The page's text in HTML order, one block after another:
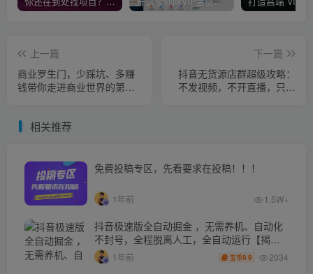
上一篇
商业罗生门，少踩坑、多赚
钱带你走进商业世界的第一
下一篇
抖音无货源店群超级攻略：
不发视频，不开直播，只玩
相关推荐
免费投稿专区，先看要求在投稿！！！
1年前 1.5W+
抖音极速版全自动掘金 ，无需养机、自动化
不封号，全程脱离人工，全自动运行【揭
秘】 1年前 宝币9.9 2034